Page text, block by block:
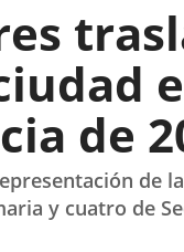
de
de
y cuatro de